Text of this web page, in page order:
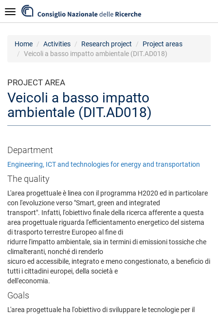
to
main
Navigazione
Home Activities Research project
Project areas
Veicoli a basso impatto ambientale (DIT.AD018)
PROJECT AREA
Veicoli a basso impatto
ambientale (DIT.AD018)
Department
Engineering, ICT and technologies for energy and transportation
The quality
L'area progettuale è linea con il programma H2020 ed in particolare
con l'evoluzione verso "Smart, green and integrated
transport". Infatti, l'obiettivo finale della ricerca afferente a questa
area progettuale riguarda l'efficientamento energetico del sistema
di trasporto terrestre Europeo al fine di
ridurre l'impatto ambientale, sia in termini di emissioni tossiche che
climalteranti, nonché di renderlo
sicuro ed accessibile, integrato e meno congestionato, a beneficio di
tutti i cittadini europei, della società e
dell'economia.
Goals
L'area progettuale ha l'obiettivo di sviluppare le tecnologie per il